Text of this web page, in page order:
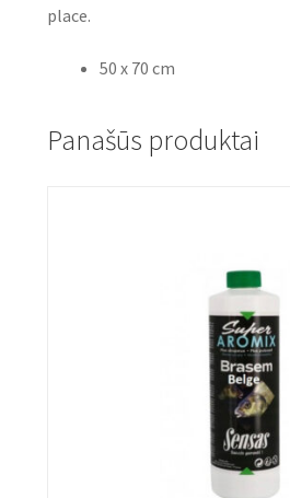
place.
50 x 70 cm
Panašūs produktai